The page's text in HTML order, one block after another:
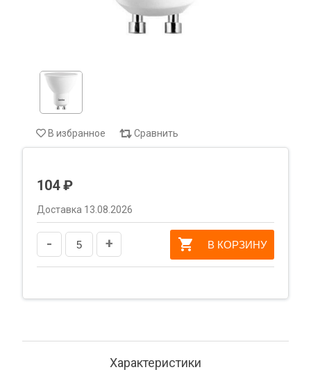
В избранное Сравнить
104 ₽
Доставка 13.08.2026
- + В КОРЗИНУ
Характеристики